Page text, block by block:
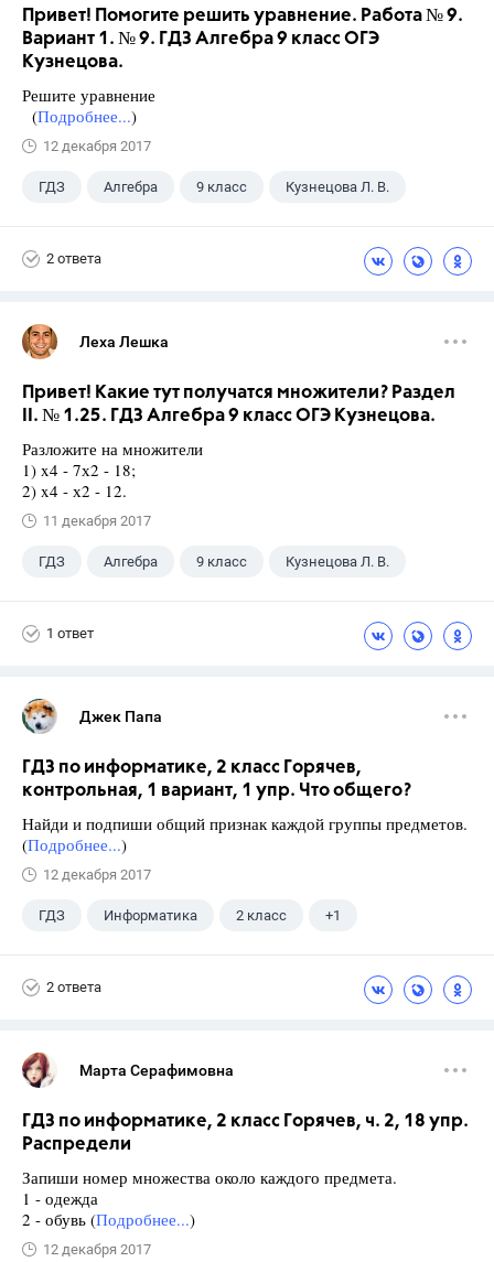
Привет! Помогите решить уравнение. Работа № 9.
Вариант 1. № 9. ГДЗ Алгебра 9 класс ОГЭ
Кузнецова.
Решите уравнение
(Подробнее...)
12 декабря 2017
ГДЗ Алгебра 9 класс Кузнецова Л. В.
2 ответа
Леха Лешка
Привет! Какие тут получатся множители? Раздел
II. № 1.25. ГДЗ Алгебра 9 класс ОГЭ Кузнецова.
Разложите на множители
1) x4 - 7х2 - 18;
2) x4 - х2 - 12.
11 декабря 2017
ГДЗ Алгебра 9 класс Кузнецова Л. В.
1 ответ
Джек Папа
ГДЗ по информатике, 2 класс Горячев,
контрольная, 1 вариант, 1 упр. Что общего?
Найди и подпиши общий признак каждой группы предметов.
(Подробнее...)
12 декабря 2017
ГДЗ Информатика 2 класс +1
2 ответа
Марта Серафимовна
ГДЗ по информатике, 2 класс Горячев, ч. 2, 18 упр.
Распредели
Запиши номер множества около каждого предмета.
1 - одежда
2 - обувь (Подробнее...)
12 декабря 2017